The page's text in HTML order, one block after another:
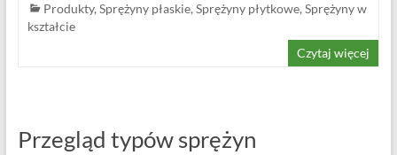
Produkty, Sprężyny płaskie, Sprężyny płytkowe, Sprężyny w
kształcie
Czytaj więcej
Przegląd typów sprężyn